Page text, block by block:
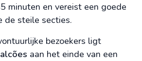
minuten en vereist een goede
de steile secties.
bezoekers ligt
aan het einde van een